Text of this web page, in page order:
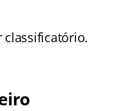
classificatório.